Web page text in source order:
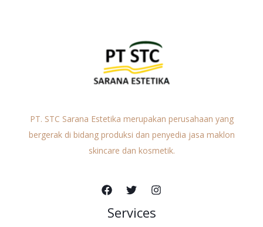
PT. STC Sarana Estetika merupakan perusahaan yang
bergerak di bidang produksi dan penyedia jasa maklon
skincare dan kosmetik.
Services